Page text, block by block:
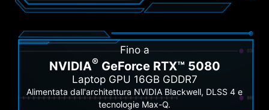
Fino a
NVIDIA®GeForce RTX™ 5080
Laptop GPU 16GB GDDR7
Alimentata dall'architettura NVIDIA Blackwell, DLSS 4 e
tecnologie Max-Q.